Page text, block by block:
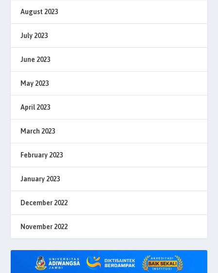
August 2023
July 2023
June 2023
May 2023
April 2023
March 2023
February 2023
January 2023
December 2022
November 2022